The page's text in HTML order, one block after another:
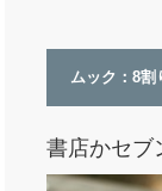
ムック：8割
書店かセブ